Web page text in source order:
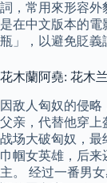
詞，常用來形容外
是在中文版本的
瓶」，以避免貶義
花木蘭阿堯: 花木
因敌人匈奴的侵
父亲，代替他穿上
战场大破匈奴，最
巾帼女英雄，后来
主。 经过一番男